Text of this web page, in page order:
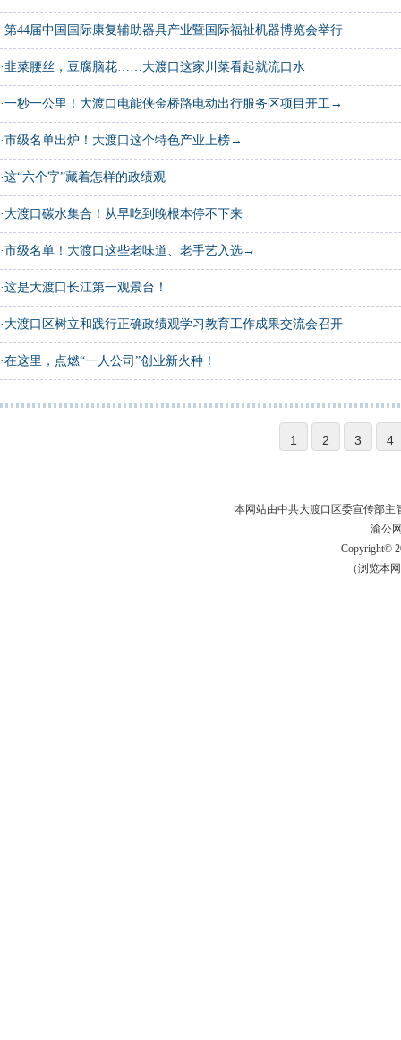
·第44届中国国际康复辅助器具产业暨国际福祉机器博览会举行
·韭菜腰丝，豆腐脑花……大渡口这家川菜看起就流口水
·一秒一公里！大渡口电能侠金桥路电动出行服务区项目开工→
·市级名单出炉！大渡口这个特色产业上榜→
·这“六个字”藏着怎样的政绩观
· 大渡口碳水集合！从早吃到晚根本停不下来
·市级名单！大渡口这些老味道、老手艺入选→
·这是大渡口长江第一观景台！
· 大渡口区树立和践行正确政绩观学习教育工作成果交流会召开
·在这里，点燃“一人公司”创业新火种！
1 2 3 4